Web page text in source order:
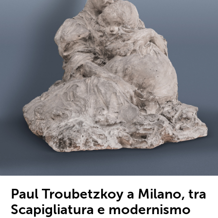
Paul Troubetzkoy a Milano, tra
Scapigliatura e modernismo